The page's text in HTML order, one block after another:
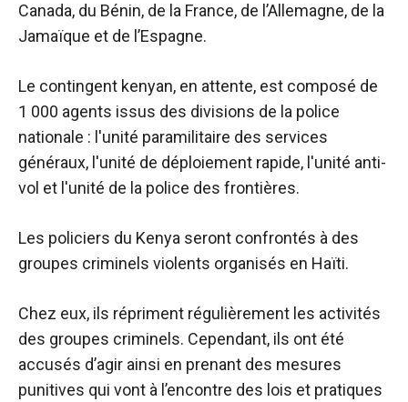
Canada, du Bénin, de la France, de l’Allemagne, de la
Jamaïque et de l’Espagne.
Le contingent kenyan, en attente, est composé de
1 000 agents issus des divisions de la police
nationale : l'unité paramilitaire des services
généraux, l'unité de déploiement rapide, l'unité anti-
vol et l'unité de la police des frontières.
Les policiers du Kenya seront confrontés à des
groupes criminels violents organisés en Haïti.
Chez eux, ils répriment régulièrement les activités
des groupes criminels. Cependant, ils ont été
accusés d’agir ainsi en prenant des mesures
punitives qui vont à l’encontre des lois et pratiques